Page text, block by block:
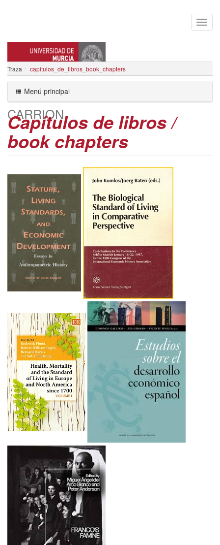
JOSE MIGUEL MARTINEZ
CARRION
Traza capitulos_de_libros_book_chapters
Menú principal
Capítulos de libros /
book chapters